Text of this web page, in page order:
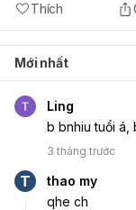
Thích
Mới nhất
Ling
b bnhiu tuổi á,
3 tháng trước
T
thao my
qhe ch